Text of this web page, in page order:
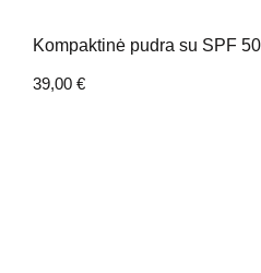
Kompaktinė pudra su SPF
39,00 €